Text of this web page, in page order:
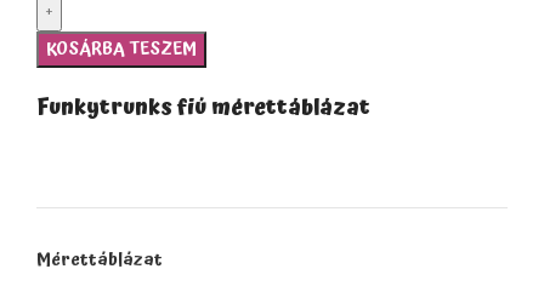
KOSÁRBA TESZEM
Funkytrunks fiú mérettáblázat
Mérettáblázat